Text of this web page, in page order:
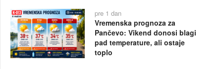
pre 1 dan
Vremenska prognoza za
Pančevo: Vikend donosi blagi
pad temperature, ali ostaje
toplo